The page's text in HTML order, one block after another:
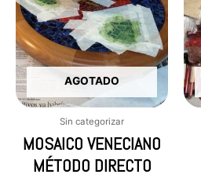
AGOTADO
Sin categorizar
MOSAICO VENECIANO
MÉTODO DIRECTO